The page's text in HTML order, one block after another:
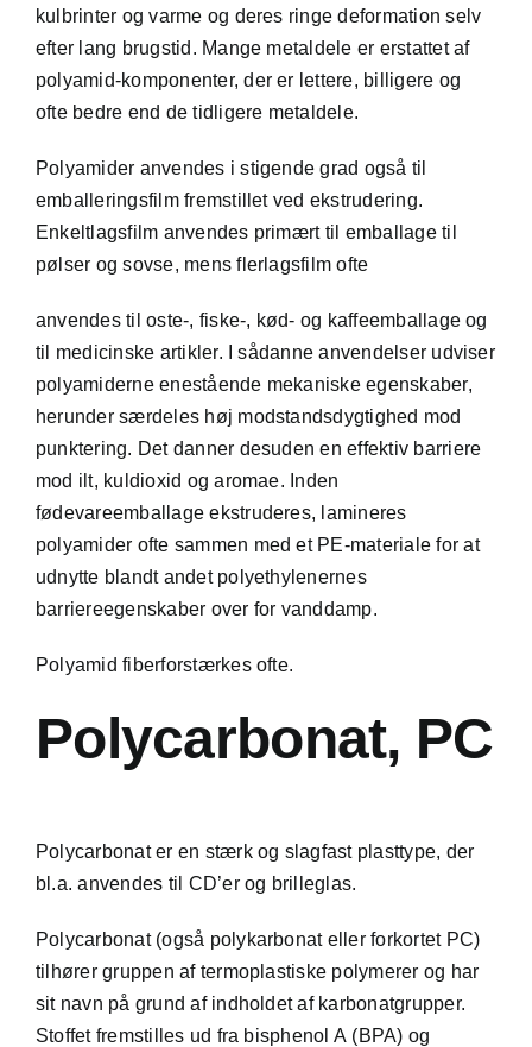
kulbrinter og varme og deres ringe deformation selv
efter lang brugstid. Mange metaldele er erstattet af
polyamid-komponenter, der er lettere, billigere og
ofte bedre end de tidligere metaldele.
Polyamider anvendes i stigende grad også til
emballeringsfilm fremstillet ved ekstrudering.
Enkeltlagsfilm anvendes primært til emballage til
pølser og sovse, mens flerlagsfilm ofte
anvendes til oste-, fiske-, kød- og kaffeemballage og
til medicinske artikler. I sådanne anvendelser udviser
polyamiderne enestående mekaniske egenskaber,
herunder særdeles høj modstandsdygtighed mod
punktering. Det danner desuden en effektiv barriere
mod ilt, kuldioxid og aromae. Inden
fødevareemballage ekstruderes, lamineres
polyamider ofte sammen med et PE-materiale for at
udnytte blandt andet polyethylenernes
barriereegenskaber over for vanddamp.
Polyamid fiberforstærkes ofte.
Polycarbonat, PC
Polycarbonat er en stærk og slagfast plasttype, der
bl.a. anvendes til CD’er og brilleglas.
Polycarbonat (også polykarbonat eller forkortet PC)
tilhører gruppen af termoplastiske polymerer og har
sit navn på grund af indholdet af karbonatgrupper.
Stoffet fremstilles ud fra bisphenol A (BPA) og